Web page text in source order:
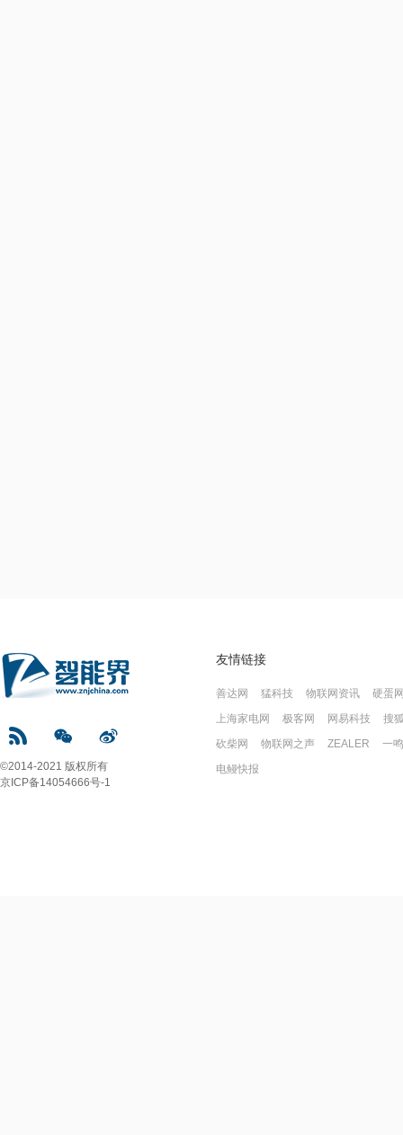
©2014-2021 版权所有
京ICP备14054666号-1
友情链接
善达网 猛科技 物联网资讯
硬蛋
上海家电网
极客网 网易科技
搜
砍柴网
物联网之声 ZEALER
一
电鳗快报